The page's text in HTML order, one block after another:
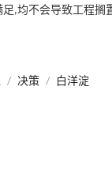
,均不会导致工程搁
/ 决策 / 白洋淀